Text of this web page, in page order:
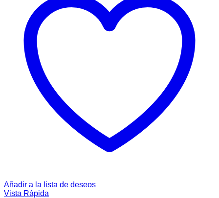
Añadir a la lista de deseos
Vista Rápida